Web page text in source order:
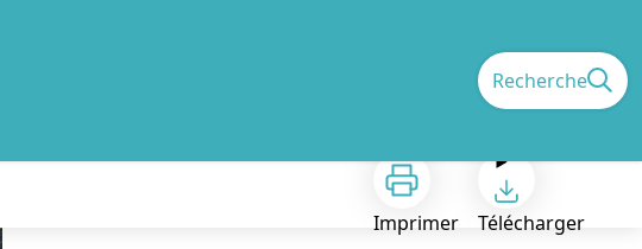
Recherche
Imprimer Télécharger